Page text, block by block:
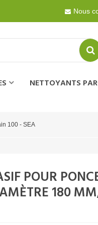
Nous
NETTOYANTS
100 - SEA
POUR
180